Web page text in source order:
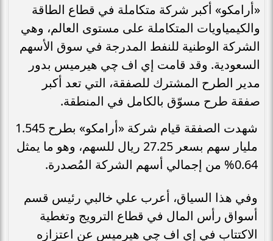
«أرامكو» أكبر شركة متكاملة في قطاع الطاقة
والكيمياويات المتكاملة على مستوى العالم، وهي
الشركة الوطنية للنفط المدرجة في سوق الأسهم
السعودية. وقد قامت إي اف چي هيرميس بدور
مدير الطرح المشترك للصفقة، التي تعد أكبر
صفقة طرح مسوّق بالكامل في المنطقة.
شهدت الصفقة قيام شركة «أرامكو» بطرح 1.545
مليار سهم بسعر 27.25 ريال للسهم، وهو ما يمثل
0.64% من إجمالي أسهم الشركة المُصدرة.
وفي هذا السياق، أعرب علي خالبي رئيس قسم
أسواق رأس المال في قطاع الترويج وتغطية
الاكتتاب في إي اف چي هيرميس عن اعتزازه